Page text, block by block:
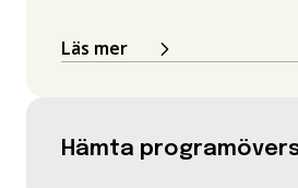
Läs mer
Hämta